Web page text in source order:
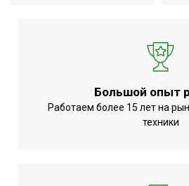
Большой опыт
Работаем более 15 лет на
техники